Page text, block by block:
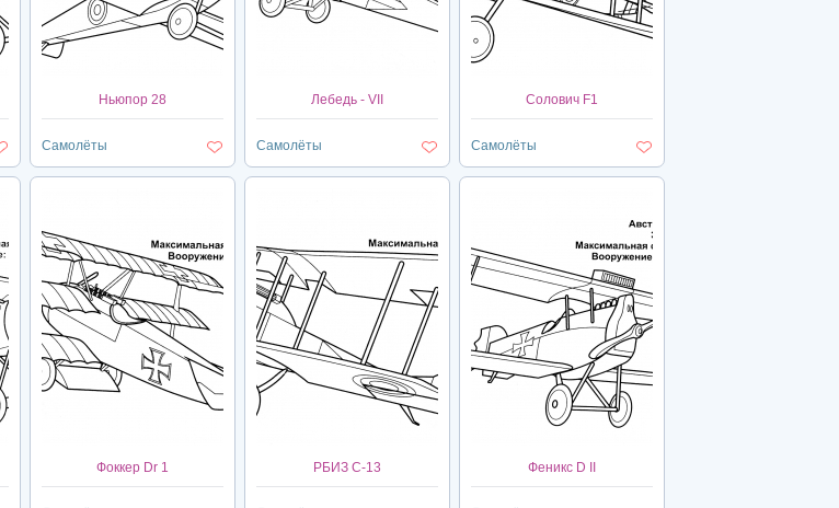
Ньюпор 28
Самолёты
Лебедь - VII
Самолёты
Солович F1
Самолёты
Фоккер Dr 1 РБИЗ С-13 Феникс D II